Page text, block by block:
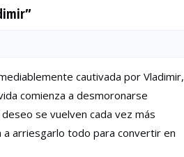
cautivada por Vladimir,
comienza a desmoronarse
se vuelven cada vez más
arriesgarlo todo para convertir en